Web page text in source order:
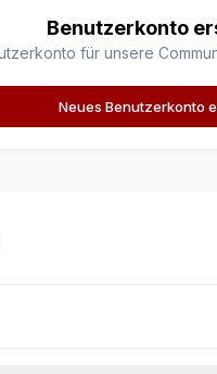
Benutzerkonto
für unsere
Neues Benutzerkonto